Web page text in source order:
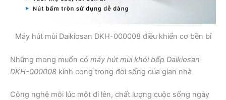
Máy hút mùi Daikiosan DKH-000008 điều khiển cơ bền bỉ
Những mong muốn có máy hút mùi khói bếp Daikiosan
DKH-000008 kính cong trong đời sống của gian nhà
Công nghệ mỗi lúc một đi lên, chất lượng cuộc sống ngày